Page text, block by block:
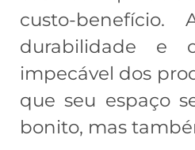
custo-benefício.
durabilidade e
impecável dos
que seu espaço
bonito, mas